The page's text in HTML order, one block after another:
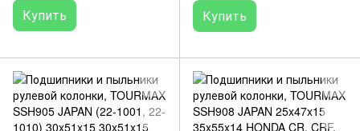
Купить
3083)Купить